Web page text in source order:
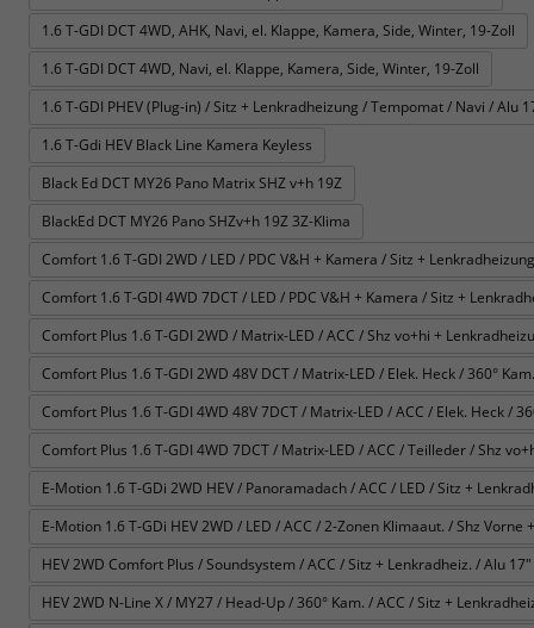
1.6 T-GDI DCT 4WD, AHK, Navi, el. Klappe, Kamera, Side, Winter, 19-Zoll
1.6 T-GDI DCT 4WD, Navi, el. Klappe, Kamera, Side, Winter, 19-Zoll
1.6 T-GDI PHEV (Plug-in) / Sitz + Lenkradheizung / Tempomat / Navi / Alu
1.6 T-Gdi HEV Black Line Kamera Keyless
Black Ed DCT MY26 Pano Matrix SHZ v+h 19Z
BlackEd DCT MY26 Pano SHZv+h 19Z 3Z-Klima
Comfort 1.6 T-GDI 2WD / LED / PDC V&H + Kamera / Sitz +
Comfort 1.6 T-GDI 4WD 7DCT / LED / PDC V&H + Kamera / Sitz +
Comfort Plus 1.6 T-GDI 2WD / Matrix-LED / ACC / Shz vo+hi +
Comfort Plus 1.6 T-GDI 2WD 48V DCT / Matrix-LED / Elek. Heck / 360°
Comfort Plus 1.6 T-GDI 4WD 48V 7DCT / Matrix-LED / ACC / Elek. Heck /
Comfort Plus 1.6 T-GDI 4WD 7DCT / Matrix-LED / ACC / Teilleder / Shz
E-Motion 1.6 T-GDi 2WD HEV / Panoramadach / ACC / LED / Sitz +
E-Motion 1.6 T-GDi HEV 2WD / LED / ACC / 2-Zonen Klimaaut. / Shz Vorne
HEV 2WD Comfort Plus / Soundsystem / ACC / Sitz + Lenkradheiz. / Alu
HEV 2WD N-Line X / MY27 / Head-Up / 360° Kam. / ACC / Sitz +